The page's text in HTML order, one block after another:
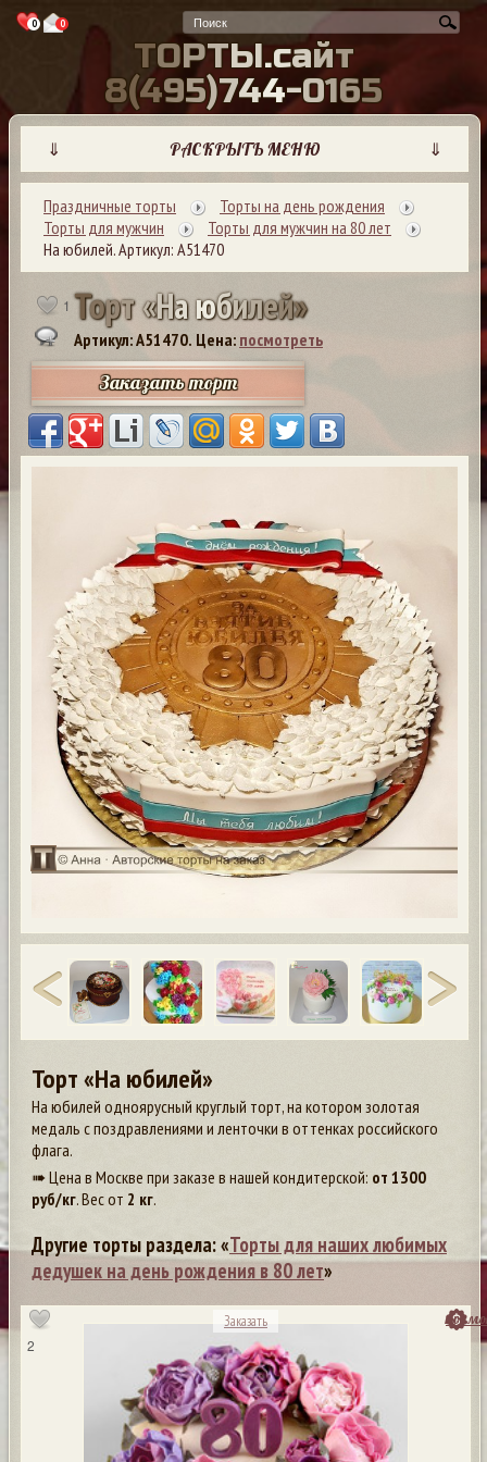
0 0
ТОРТЫ.сайт
8(495)744-0165
⇓ РАСКРЫТЬ МЕНЮ ⇓
Праздничные торты
Торты на день рождения
Торты для мужчин
Торты для мужчин на 80 лет
На юбилей. Артикул: А51470
1 Торт«Наюбилей»
Артикул: A51470. Цена: посмотреть
Заказать торт
Торт «На юбилей»
На юбилей одноярусный круглый торт, на котором золотая
медаль с поздравлениями и ленточки в оттенках российского
флага.
➠ Цена в Москве при заказе в нашей кондитерской: от 1300
руб/кг. Вес от 2 кг.
Другие торты раздела: «Торты для наших любимых
дедушек на день рождения в 80 лет»
2
Заказать